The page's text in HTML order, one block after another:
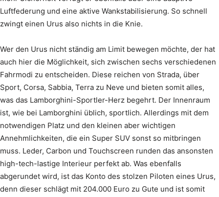
Luftfederung und eine aktive Wankstabilisierung. So schnell
zwingt einen Urus also nichts in die Knie.
Wer den Urus nicht ständig am Limit bewegen möchte, der hat
auch hier die Möglichkeit, sich zwischen sechs verschiedenen
Fahrmodi zu entscheiden. Diese reichen von Strada, über
Sport, Corsa, Sabbia, Terra zu Neve und bieten somit alles,
was das Lamborghini-Sportler-Herz begehrt. Der Innenraum
ist, wie bei Lamborghini üblich, sportlich. Allerdings mit dem
notwendigen Platz und den kleinen aber wichtigen
Annehmlichkeiten, die ein Super SUV sonst so mitbringen
muss. Leder, Carbon und Touchscreen runden das ansonsten
high-tech-lastige Interieur perfekt ab. Was ebenfalls
abgerundet wird, ist das Konto des stolzen Piloten eines Urus,
denn dieser schlägt mit 204.000 Euro zu Gute und ist somit